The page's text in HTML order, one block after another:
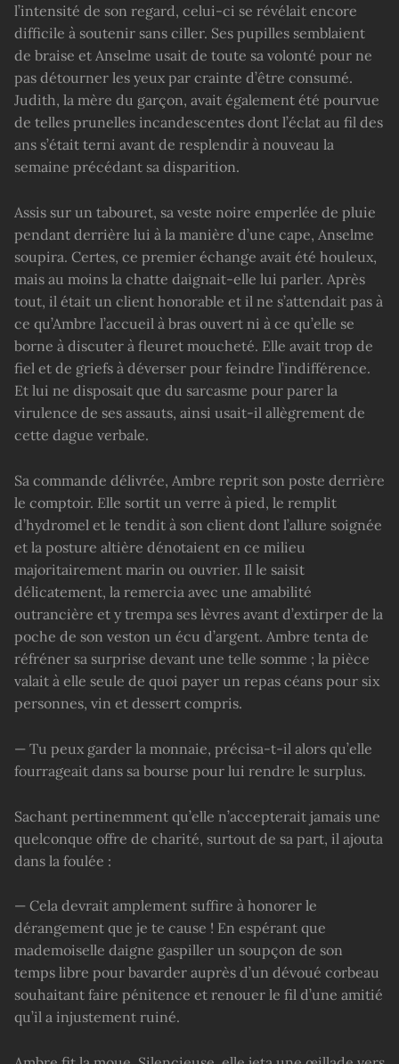
l’intensité de son regard, celui-ci se révélait encore
difficile à soutenir sans ciller. Ses pupilles semblaient
de braise et Anselme usait de toute sa volonté pour ne
pas détourner les yeux par crainte d’être consumé.
Judith, la mère du garçon, avait également été pourvue
de telles prunelles incandescentes dont l’éclat au fil des
ans s’était terni avant de resplendir à nouveau la
semaine précédant sa disparition.
Assis sur un tabouret, sa veste noire emperlée de pluie
pendant derrière lui à la manière d’une cape, Anselme
soupira. Certes, ce premier échange avait été houleux,
mais au moins la chatte daignait-elle lui parler. Après
tout, il était un client honorable et il ne s’attendait pas à
ce qu’Ambre l’accueil à bras ouvert ni à ce qu’elle se
borne à discuter à fleuret moucheté. Elle avait trop de
fiel et de griefs à déverser pour feindre l’indifférence.
Et lui ne disposait que du sarcasme pour parer la
virulence de ses assauts, ainsi usait-il allègrement de
cette dague verbale.
Sa commande délivrée, Ambre reprit son poste derrière
le comptoir. Elle sortit un verre à pied, le remplit
d’hydromel et le tendit à son client dont l’allure soignée
et la posture altière dénotaient en ce milieu
majoritairement marin ou ouvrier. Il le saisit
délicatement, la remercia avec une amabilité
outrancière et y trempa ses lèvres avant d’extirper de la
poche de son veston un écu d’argent. Ambre tenta de
réfréner sa surprise devant une telle somme ; la pièce
valait à elle seule de quoi payer un repas céans pour six
personnes, vin et dessert compris.
— Tu peux garder la monnaie, précisa-t-il alors qu’elle
fourrageait dans sa bourse pour lui rendre le surplus.
Sachant pertinemment qu’elle n’accepterait jamais une
quelconque offre de charité, surtout de sa part, il ajouta
dans la foulée :
— Cela devrait amplement suffire à honorer le
dérangement que je te cause ! En espérant que
mademoiselle daigne gaspiller un soupçon de son
temps libre pour bavarder auprès d’un dévoué corbeau
souhaitant faire pénitence et renouer le fil d’une amitié
qu’il a injustement ruiné.